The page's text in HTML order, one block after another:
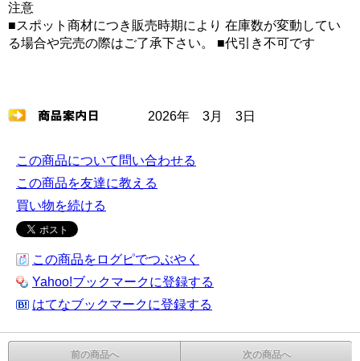
注意
■スポット商材につき販売時期により 在庫数が変動してい
る場合や完売の際はご了承下さい。 ■代引き不可です
2026年 3月 3日
この商品について問い合わせる
この商品を友達に教える
買い物を続ける
この商品をログピでつぶやく
Yahoo!ブックマークに登録する
はてなブックマークに登録する
前の商品へ 次の商品へ